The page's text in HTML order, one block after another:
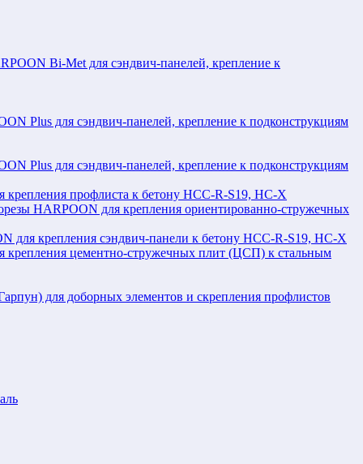
Bi-Met для сэндвич-панелей, крепление к
Plus для сэндвич-панелей, крепление к подконструкциям
Plus для сэндвич-панелей, крепление к подконструкциям
профлиста к бетону HCC-R-S19, HC-X
HARPOON для крепления ориентированно-стружечных
для крепления сэндвич-панели к бетону HCC-R-S19, HC-X
крепления цементно-стружечных плит (ЦСП) к стальным
для доборных элементов и скрепления профлистов